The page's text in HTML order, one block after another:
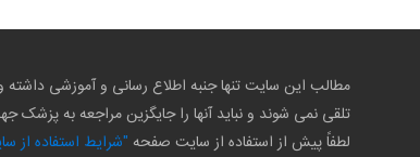
مطالب این سایت تنها جنبه اطلاع رسانی و آموزشی
تلقی نمی شوند و نباید آنها را جایگزین مراجعه به
لطفاً پیش از استفاده از سایت صفحه "شرایط استفاده از